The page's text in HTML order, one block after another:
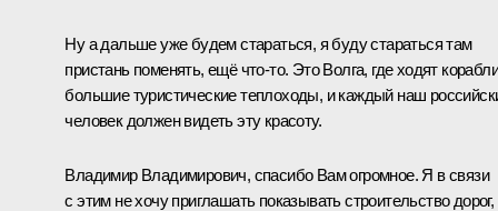
Ну а дальше уже будем стараться, я буду стараться там
пристань поменять, ещё что-то. Это Волга, где ходят
большие туристические теплоходы, и каждый наш
человек должен видеть эту красоту.
Владимир Владимирович, спасибо Вам огромное. Я в связи
с этим не хочу приглашать показывать строительство дорог,